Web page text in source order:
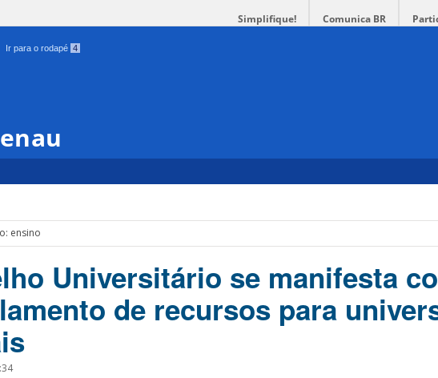
Simplifique! Comunica BR
Ir para o rodapé 4
ensino
Universitário se manifesta
de recursos para